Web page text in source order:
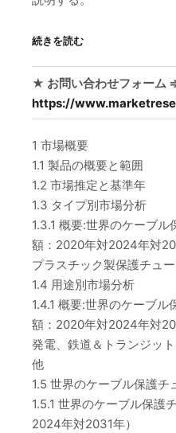
続きを読む
★ お問い合わせフォーム
https://
1 市場概要
1.1 製品の概要と範囲
1.2 市場推定と基準年
1.3 タイプ別市場分析
1.3.1 概要:世界のケーブ
額：2020年対2024年対
プラスチック製保護チュ
1.4 用途別市場分析
1.4.1 概要:世界のケーブ
額：2020年対2024年対
発電、鉄道＆トランジッ
他
1.5 世界のケーブル保護チ
1.5.1 世界のケーブル保護
2024年対2031年）